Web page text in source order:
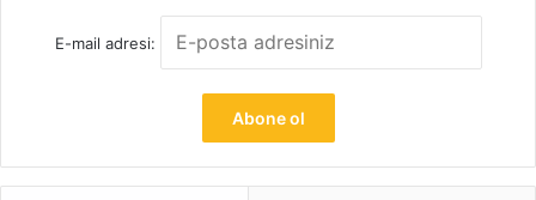
E-mail adresi: